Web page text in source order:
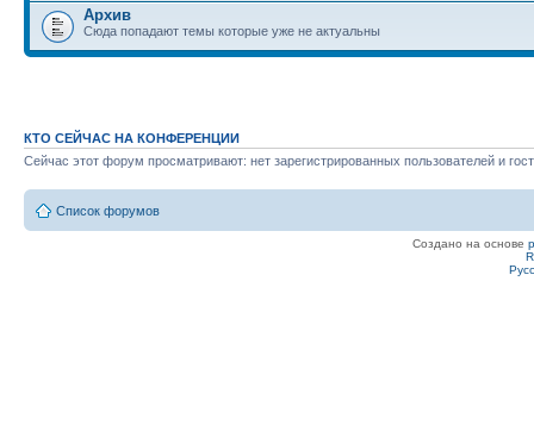
Архив
Сюда попадают темы которые уже не актуальны
КТО СЕЙЧАС НА КОНФЕРЕНЦИИ
Сейчас этот форум просматривают: нет зарегистрированных пользователей и
Список форумов
Создано на основе